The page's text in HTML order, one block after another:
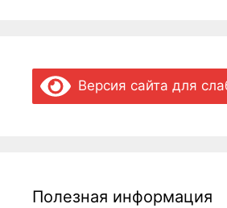
Версия сайта для
Полезная информация